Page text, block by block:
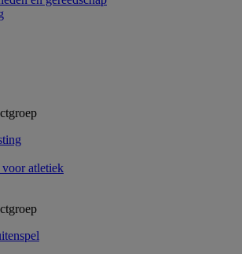
voor atletiek